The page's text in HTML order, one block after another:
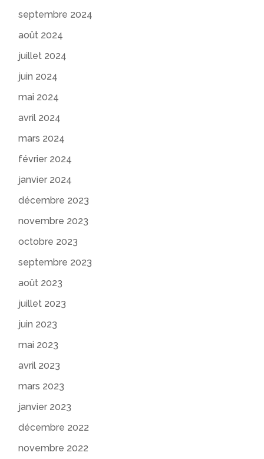
septembre 2024
août 2024
juillet 2024
juin 2024
mai 2024
avril 2024
mars 2024
février 2024
janvier 2024
décembre 2023
novembre 2023
octobre 2023
septembre 2023
août 2023
juillet 2023
juin 2023
mai 2023
avril 2023
mars 2023
janvier 2023
décembre 2022
novembre 2022